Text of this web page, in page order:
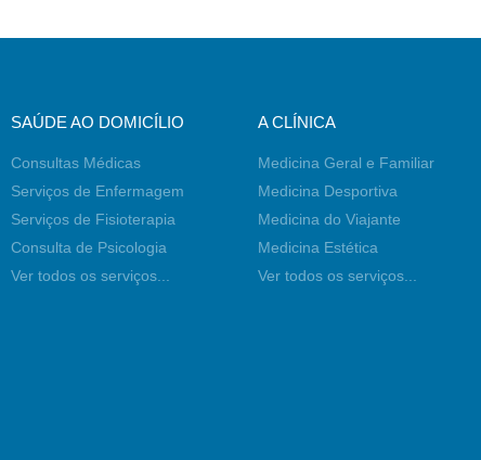
SAÚDE AO DOMICÍLIO
Consultas Médicas
Serviços de Enfermagem
Serviços de Fisioterapia
Consulta de Psicologia
Ver todos os serviços...
A CLÍNICA
Medicina Geral e Familiar
Medicina Desportiva
Medicina do Viajante
Medicina Estética
Ver todos os serviços...